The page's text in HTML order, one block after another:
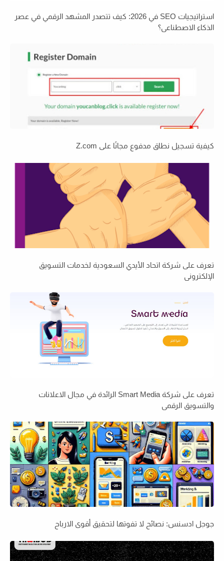
استراتيجيات SEO في 2026: كيف تتصدر المشهد الرقمي في عصر
الذكاء الاصطناعي؟
كيفية تسجيل نطاق مدفوع مجانًا على Z.com
تعرف على شركة اتحاد الأيدي السعودية لخدمات التسويق
الإلكتروني
تعرف على شركة Smart Media الرائدة في مجال الاعلانات
والتسويق الرقمي
جوجل ادسنس: نصائح لا تفوتها لتحقيق أقوى الارباح